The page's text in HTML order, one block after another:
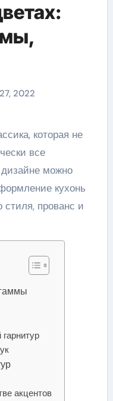
2022
все
можно
кухонь
стиля, прованс и
акцентов